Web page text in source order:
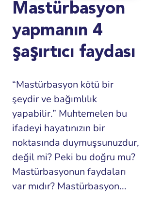
Mastürbasyon
yapmanın 4
şaşırtıcı faydası
“Mastürbasyon kötü bir
şeydir ve bağımlılık
yapabilir.” Muhtemelen bu
ifadeyi hayatınızın bir
noktasında duymuşsunuzdur,
değil mi? Peki bu doğru mu?
Mastürbasyonun faydaları
var mıdır? Mastürbasyon...